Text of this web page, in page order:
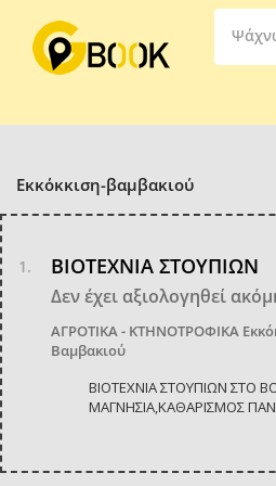
Εκκόκκιση-βαμβακιού
ΒΙΟΤΕΧΝΙΑ ΣΤΟΥΠΙΩΝ
Δεν έχει αξιολογηθεί
ΑΓΡΟΤΙΚΑ - ΚΤΗΝΟΤΡΟΦΙΚΑ
Βαμβακιού
ΒΙΟΤΕΧΝΙΑ ΣΤΟΥΠΙΩΝ ΣΤΟ
ΜΑΓΝΗΣΙΑ,ΚΑΘΑΡΙΣΜΟΣ